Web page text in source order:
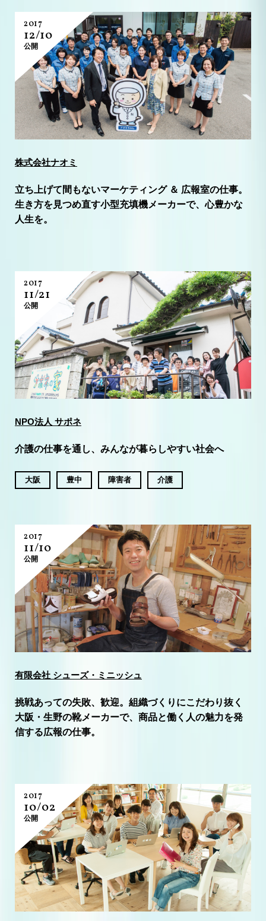
2017
12/10
公開
株式会社ナオミ
立ち上げて間もないマーケティング ＆ 広報室の仕事。
生き方を見つめ直す小型充填機メーカーで、心豊かな
人生を。
2017
11/21
公開
NPO法人 サポネ
介護の仕事を通し、みんなが暮らしやすい社会へ
大阪 豊中 障害者 介護
2017
11/10
公開
有限会社 シューズ・ミニッシュ
挑戦あっての失敗、歓迎。組織づくりにこだわり抜く
大阪・生野の靴メーカーで、商品と働く人の魅力を発
信する広報の仕事。
2017
10/02
公開